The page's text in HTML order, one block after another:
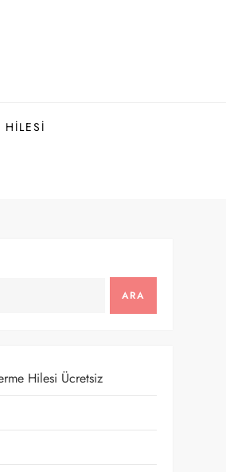
HILESI
ARA
Hilesi Ücretsiz